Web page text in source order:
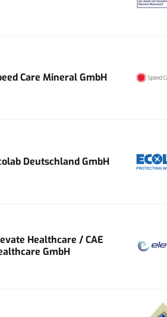
Care Mineral GmbH
Deutschland GmbH
Healthcare / CAE
GmbH